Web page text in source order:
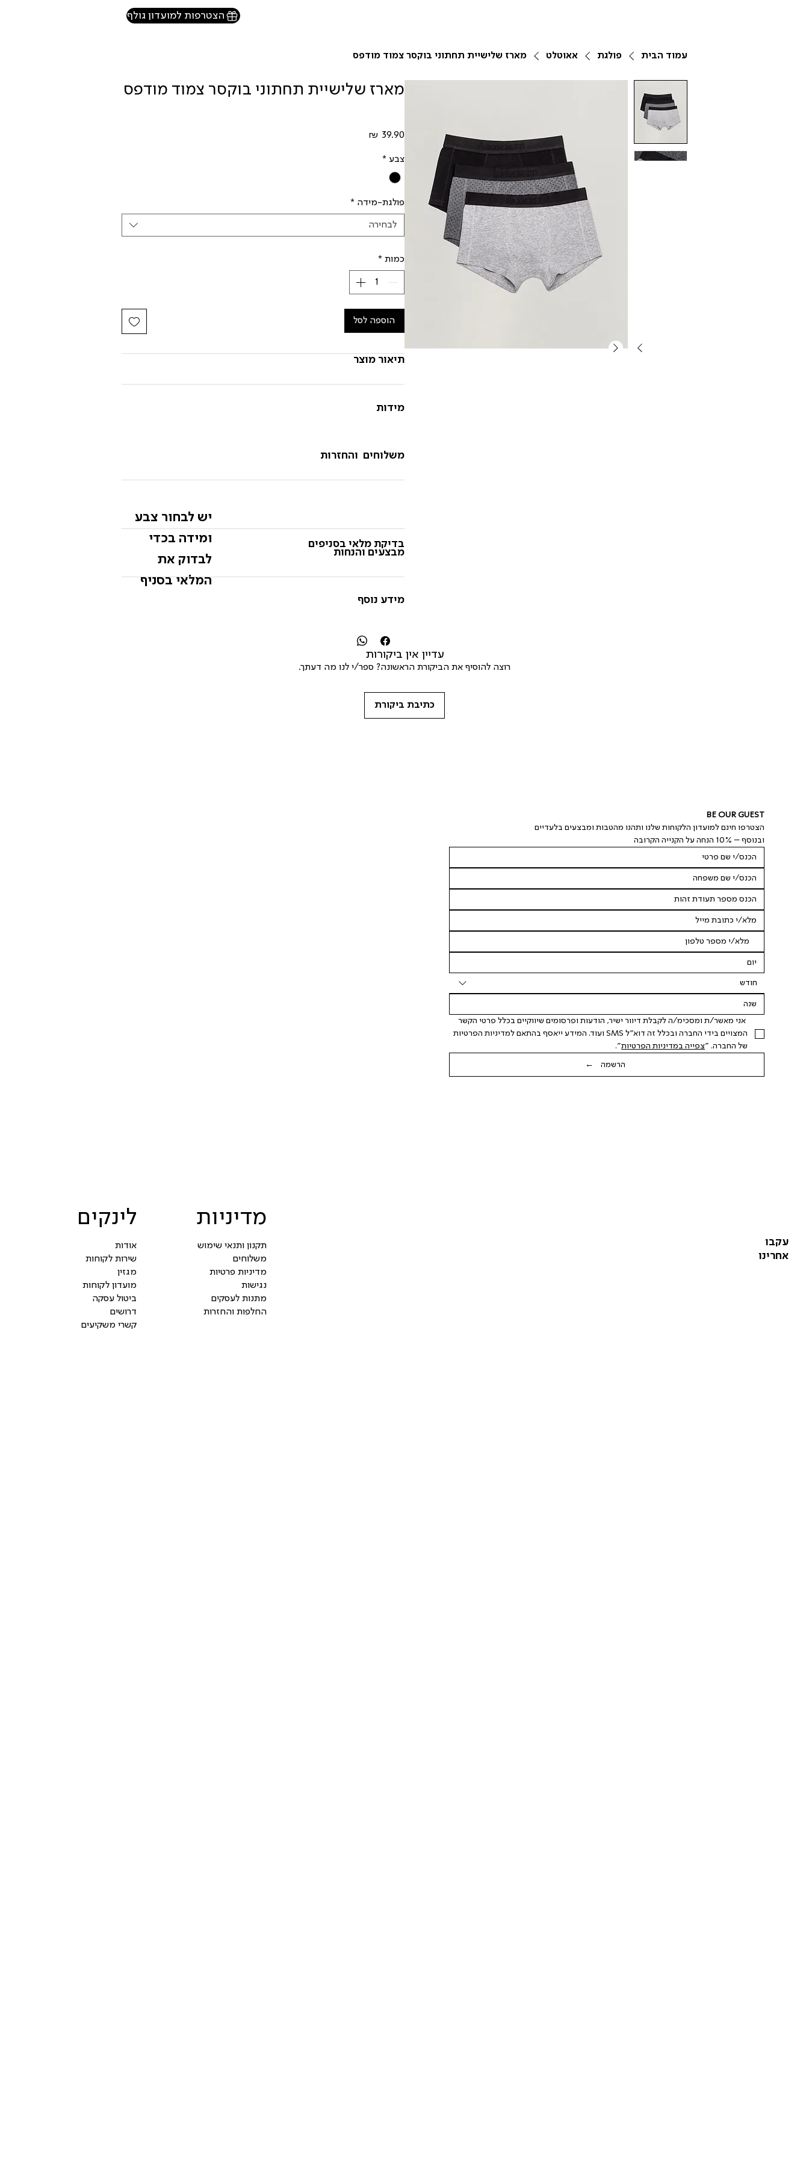
הצטרפות למועדון גולף
עמוד הבית פולגת אאוטלט מארז שלישיית תחתוני בוקסר צמוד מודפס
מארז שלישיית תחתוני בוקסר צמוד מודפס
צבע *
פולגת-מידה *
לבחירה
כמות *
הוספה לסל
תיאור מוצר
מידות
משלוחים והחזרות
יש לבחור צבע
ומידה בכדי
לבדוק את
המלאי בסניף
בדיקת מלאי בסניפים
מבצעים והנחות
מידע נוסף
עדיין אין ביקורות
רוצה להוסיף את הביקורת הראשונה? ספר/י לנו מה דעתך.
כתיבת ביקורת
מדיניות
תקנון ותנאי שימוש
משלוחים
מדיניות פרטיות
נגישות
מתנות לעסקים
החלפות והחזרות
לינקים
אודות
שירות לקוחות
מגזין
מועדון לקוחות
ביטול עסקה
דרושים
קשרי משקיעים
עקבו
אחרינו
BE OUR GUEST
הצטרפו חינם למועדון הלקוחות שלנו ותהנו מהטבות ומבצעים בלעדיים
ובנוסף – 10% הנחה על הקנייה הקרובה
חודש
אני מאשר/ת ומסכימ/ה לקבלת דיוור ישיר, הודעות ופרסומים שיווקיים בכלל פרטי הקשר
המצויים בידי החברה ובכלל זה דוא"ל SMS ועוד. המידע ייאסף בהתאם למדיניות הפרטיות
של החברה. "צפייה במדיניות הפרטיות".
הרשמה ←